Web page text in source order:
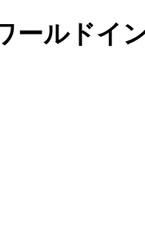
ルドイ